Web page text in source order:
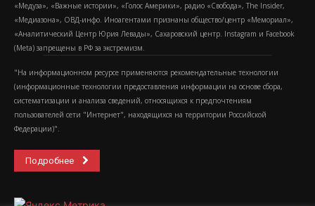
«Медуза», «Важные истории», «Голос Америки», радио «Свобода», The Insider,
«Медиазона», ОВД-инфо. Иноагентами признаны общество/центр «Мемориал»,
«Аналитический Центр Юрия Левады», Сахаровский центр. Instagram и Facebook
(Metа) запрещены в РФ за экстремизм.
"На информационном ресурсе применяются рекомендательные технологии
(информационные технологии предоставления информации на основе сбора,
систематизации и анализа сведений, относящихся к предпочтениям
пользователей сети "Интернет", находящихся на территории Российской
Федерации)".
Подробнее